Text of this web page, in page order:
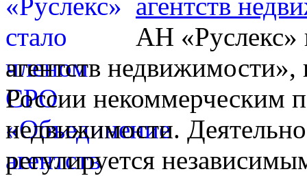
агентств
АН «Руслекс»
агентств недвижимости»,
России некоммерческим
недвижимости.
регулируется